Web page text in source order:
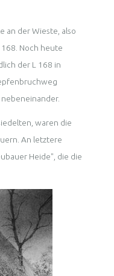
an der Wieste, also
Noch heute
der L 168 in
waren die
An letztere
Heide", die die